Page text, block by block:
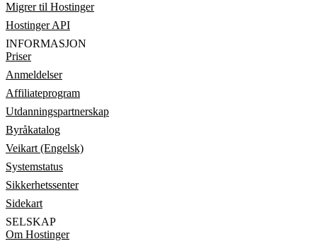
Migrer til Hostinger
Hostinger API
INFORMASJON
Priser
Anmeldelser
Affiliateprogram
Utdanningspartnerskap
Byråkatalog
Veikart (Engelsk)
Systemstatus
Sikkerhetssenter
Sidekart
SELSKAP
Om Hostinger